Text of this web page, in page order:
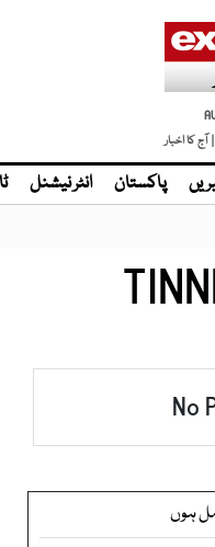
| آج کا اخبار
پاکستان انٹر نیشنل
No
ہوں